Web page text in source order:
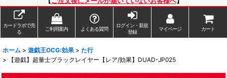
カードラボで売
る
ご利用案内 よくある質問
ログイン・新規
登録
マイページ カート
ホーム > 遊戯王OCG:効果 > た行
>
【遊戯】超量士ブラックレイヤー【レア/効果】DUAD-JP025